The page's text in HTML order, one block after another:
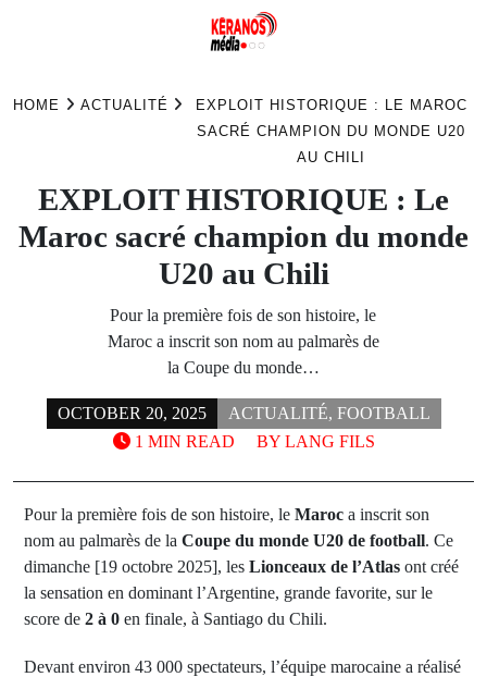
HOME ACTUALITÉ
EXPLOIT HISTORIQUE : LE MAROC
SACRÉ CHAMPION DU MONDE U20
AU CHILI
EXPLOIT HISTORIQUE : Le
Maroc sacré champion du monde
U20 au Chili
Pour la première fois de son histoire, le
Maroc a inscrit son nom au palmarès de
la Coupe du monde…
OCTOBER 20, 2025 ACTUALITÉ, FOOTBALL
BY LANG FILS
1 MIN READ
Pour la première fois de son histoire, le Maroc a inscrit son
nom au palmarès de la Coupe du monde U20 de football. Ce
dimanche [19 octobre 2025], les Lionceaux de l’Atlas ont créé
la sensation en dominant l’Argentine, grande favorite, sur le
score de 2 à 0 en finale, à Santiago du Chili.
Devant environ 43 000 spectateurs, l’équipe marocaine a réalisé